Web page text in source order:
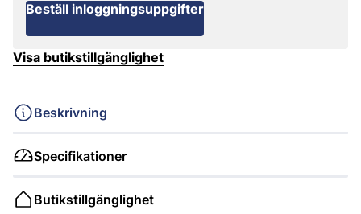
Beställ inloggningsuppgifter
Visa butikstillgänglighet
Beskrivning
Specifikationer
Butikstillgänglighet